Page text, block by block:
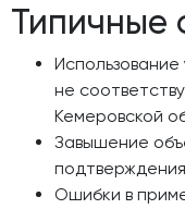
Типичные
не
Кемеровской
Завышение
Ошибки в